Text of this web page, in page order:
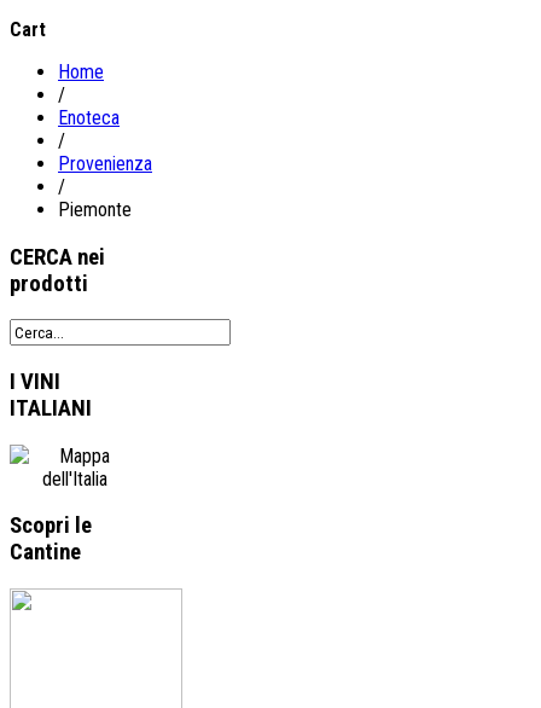
Cart
Home
/
Enoteca
/
Provenienza
/
Piemonte
CERCA nei
prodotti
I VINI
ITALIANI
Scopri le
Cantine